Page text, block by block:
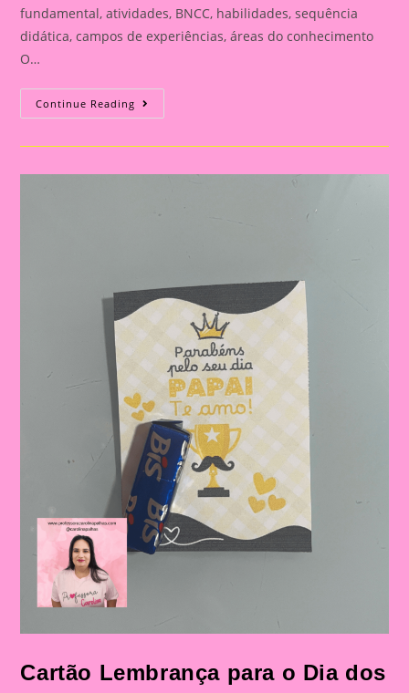
fundamental, atividades, BNCC, habilidades, sequência
didática, campos de experiências, áreas do conhecimento
O…
Continue Reading Cartão
Lembrança
O
Pais
Dos
Figura
Paterna
Cartão Lembrança para o Dia dos